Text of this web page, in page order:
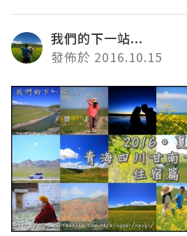
我們的下一站...
發佈於 2016.10.15